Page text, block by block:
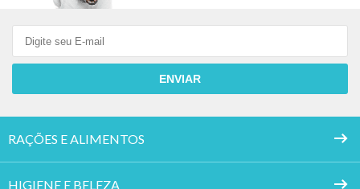
ENVIAR
RAÇÕES E ALIMENTOS
HIGIENE E BELEZA